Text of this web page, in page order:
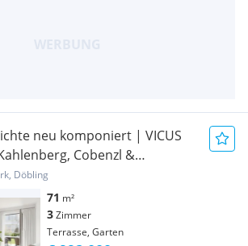
neu komponiert | VICUS
Cobenzl &
Döbling
71 m²
3Zimmer
Terrasse, Garten